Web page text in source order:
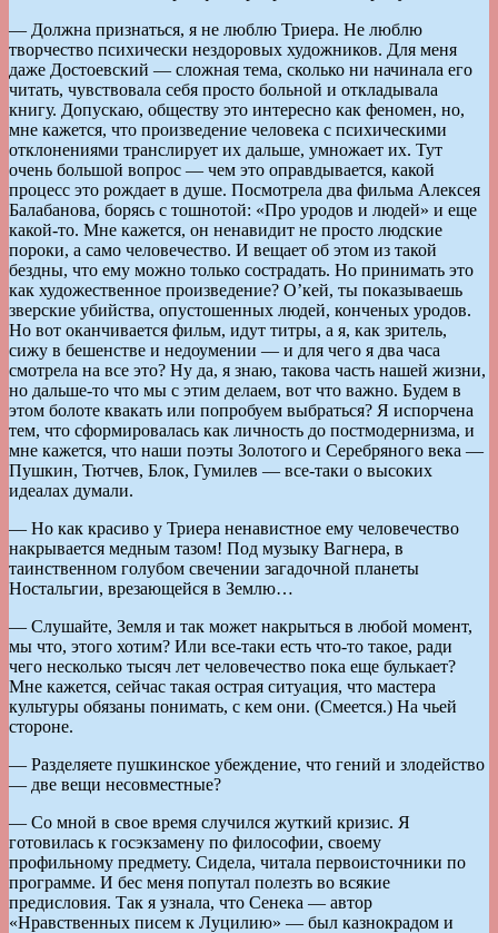
— Должна признаться, я не люблю Триера. Не люблю
творчество психически нездоровых художников. Для меня
даже Достоевский — сложная тема, сколько ни начинала его
читать, чувствовала себя просто больной и откладывала
книгу. Допускаю, обществу это интересно как феномен, но,
мне кажется, что произведение человека с психическими
отклонениями транслирует их дальше, умножает их. Тут
очень большой вопрос — чем это оправдывается, какой
процесс это рождает в душе. Посмотрела два фильма Алексея
Балабанова, борясь с тошнотой: «Про уродов и людей» и еще
какой-то. Мне кажется, он ненавидит не просто людские
пороки, а само человечество. И вещает об этом из такой
бездны, что ему можно только сострадать. Но принимать это
как художественное произведение? О’кей, ты показываешь
зверские убийства, опустошенных людей, конченых уродов.
Но вот оканчивается фильм, идут титры, а я, как зритель,
сижу в бешенстве и недоумении — и для чего я два часа
смотрела на все это? Ну да, я знаю, такова часть нашей жизни,
но дальше-то что мы с этим делаем, вот что важно. Будем в
этом болоте квакать или попробуем выбраться? Я испорчена
тем, что сформировалась как личность до постмодернизма, и
мне кажется, что наши поэты Золотого и Серебряного века —
Пушкин, Тютчев, Блок, Гумилев — все-таки о высоких
идеалах думали.
— Но как красиво у Триера ненавистное ему человечество
накрывается медным тазом! Под музыку Вагнера, в
таинственном голубом свечении загадочной планеты
Ностальгии, врезающейся в Землю…
— Слушайте, Земля и так может накрыться в любой момент,
мы что, этого хотим? Или все-таки есть что-то такое, ради
чего несколько тысяч лет человечество пока еще булькает?
Мне кажется, сейчас такая острая ситуация, что мастера
культуры обязаны понимать, с кем они. (Смеется.) На чьей
стороне.
— Разделяете пушкинское убеждение, что гений и злодейство
— две вещи несовместные?
— Со мной в свое время случился жуткий кризис. Я
готовилась к госэкзамену по философии, своему
профильному предмету. Сидела, читала первоисточники по
программе. И бес меня попутал полезть во всякие
предисловия. Так я узнала, что Сенека — автор
«Нравственных писем к Луцилию» — был казнокрадом и